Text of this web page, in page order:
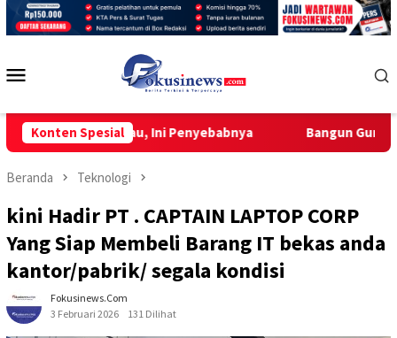
Loncat
Konten Spesial
Malinau, Ini Penyebabnya Bangun Guru Adaptif di
Beranda Teknologi
kini Hadir PT . CAPTAIN LAPTOP CORP
Yang Siap Membeli Barang IT bekas anda
kantor/pabrik/ segala kondisi
Fokusinews.com
3 Februari 2026
131 Dilihat